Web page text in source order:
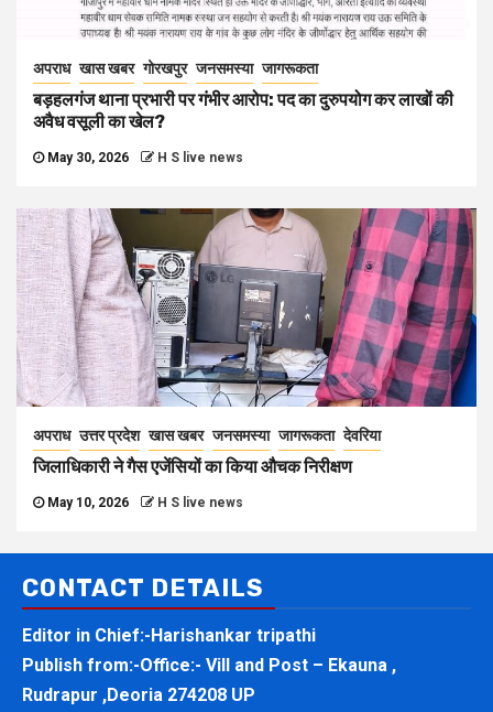
अपराध खास खबर गोरखपुर जनसमस्या जागरूकता
बड़हलगंज थाना प्रभारी पर गंभीर आरोप: पद का दुरुपयोग कर लाखों की
अवैध वसूली का खेल?
May 30, 2026 H S live news
अपराध उत्तर प्रदेश खास खबर जनसमस्या जागरूकता देवरिया
जिलाधिकारी ने गैस एजेंसियों का किया औचक निरीक्षण
May 10, 2026 H S live news
CONTACT DETAILS
Editor in Chief:-Harishankar tripathi
Publish from:-Office:- Vill and Post – Ekauna ,
Rudrapur ,Deoria 274208 UP